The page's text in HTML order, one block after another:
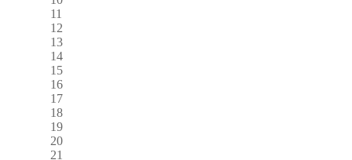
11
12
13
14
15
16
17
18
19
20
21